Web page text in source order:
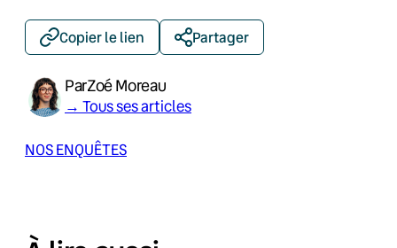
Copier le lien Partager
ParZoé Moreau
→ Tous ses articles
NOS ENQUÊTES